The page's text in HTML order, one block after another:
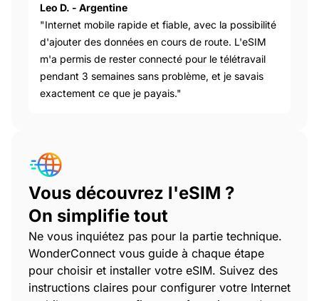
Leo D. - Argentine
"Internet mobile rapide et fiable, avec la possibilité
d'ajouter des données en cours de route. L'eSIM
m'a permis de rester connecté pour le télétravail
pendant 3 semaines sans problème, et je savais
exactement ce que je payais."
Vous découvrez l'eSIM ?
On simplifie tout
Ne vous inquiétez pas pour la partie technique.
WonderConnect vous guide à chaque étape
pour choisir et installer votre eSIM. Suivez des
instructions claires pour configurer votre Internet